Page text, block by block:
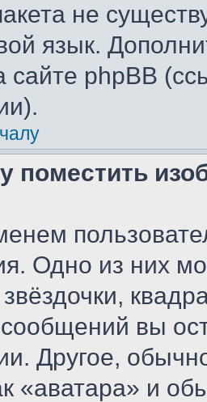
не
язык.
сайте phpBB
поместить
Одно из них
сообщений вы
Другое,
«аватара» и